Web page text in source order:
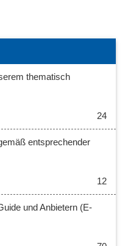
thematisch
24
entsprechender
12
und Anbietern (E-